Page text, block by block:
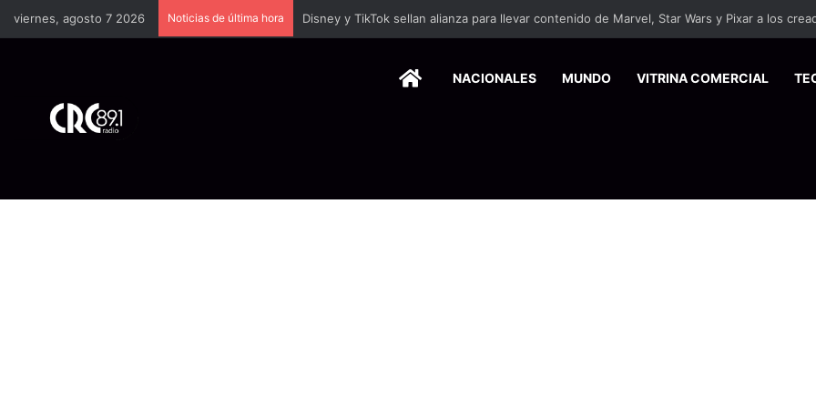
viernes, agosto 7 2026 Noticias de última hora
HOMENACIONALES MUNDO VITRINA COMERCIAL